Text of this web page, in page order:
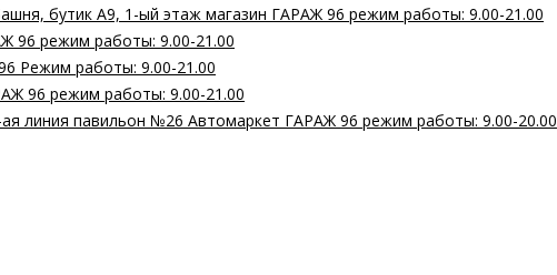
бутик А9, 1-ый этаж магазин ГАРАЖ 96 режим работы: 9.00-21.00
96 режим работы: 9.00-21.00
Режим работы: 9.00-21.00
96 режим работы: 9.00-21.00
линия павильон №26 Автомаркет ГАРАЖ 96 режим работы: 9.00-20.00